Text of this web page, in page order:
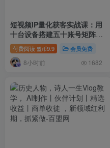
短视频IP量化获客实战课：用
十台设备搭建五十账号矩阵，
精准打造引流接单型流量账号
付费阅读 盟币9.9 会员免费
8小时前 1682